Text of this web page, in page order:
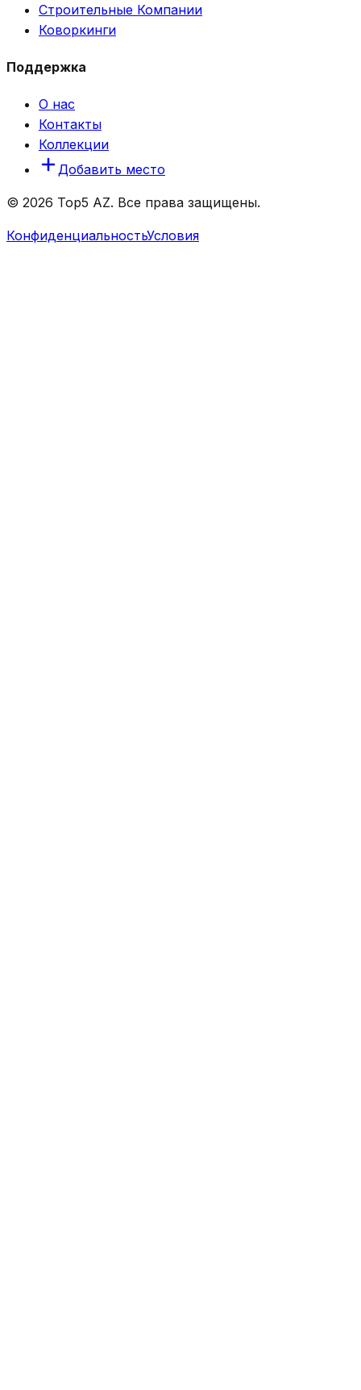
Строительные Компании
Коворкинги
Поддержка
О нас
Контакты
Коллекции
Добавить место
© 2026 Top5 AZ. Все права защищены.
КонфиденциальностьУсловия